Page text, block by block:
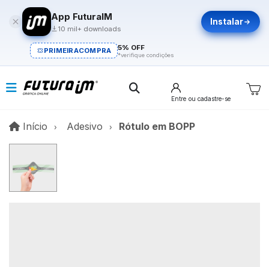
App FuturaIM
10 mil+ downloads
Instalar
PRIMEIRACOMPRA 5% OFF
*verifique condições
Entre ou cadastre-se
Início InícioAdesivo Rótulo em BOPP